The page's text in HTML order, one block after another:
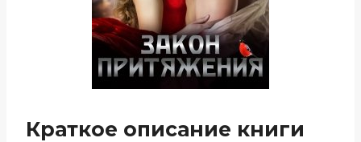
Краткое описание книги